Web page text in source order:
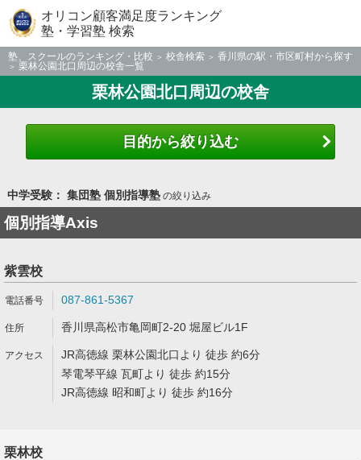
オリコン顧客満足度ランキング
塾・学習塾 検索
塾、スクールのランキング・比較 校舎検索
香川県の駅・市区町村から探す
栗林公園北口周辺の校舎一覧
栗林公園北口周辺の校舎
目的から絞り込む
中学受験： 集団塾 個別指導塾の絞り込み
個別指導Axis
紫雲校
087-861-5367
香川県高松市亀岡町2-20 堀屋ビル1F
JR高徳線 栗林公園北口より 徒歩 約6分
琴電琴平線 瓦町より 徒歩 約15分
JR高徳線 昭和町より 徒歩 約16分
栗林校